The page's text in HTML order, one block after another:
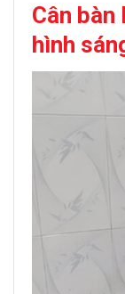
Cân bàn
hình